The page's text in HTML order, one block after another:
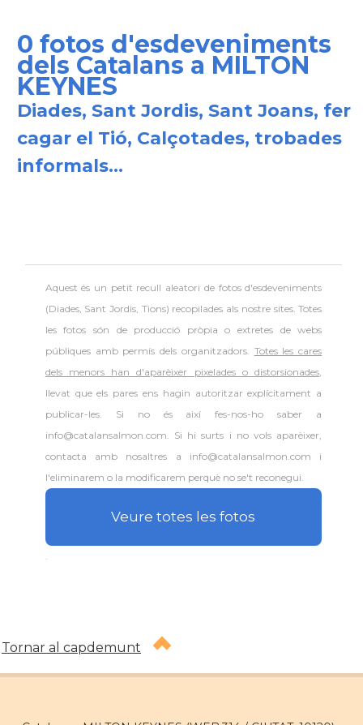
0 fotos d'esdeveniments
dels Catalans a MILTON
KEYNES
Diades, Sant Jordis, Sant Joans, fer
cagar el Tió, Calçotades, trobades
informals...
Aquest és un petit recull aleatori de fotos d'esdeveniments
(Diades, Sant Jordis, Tions) recopilades als nostre sites. Totes
les fotos són de producció pròpia o extretes de webs
públiques amb permís dels organitzadors. Totes les cares
dels menors han d'aparèixer pixelades o distorsionades,
llevat que els pares ens hagin autoritzar explícitament a
publicar-les. Si no és així fes-nos-ho saber a
info@catalansalmon.com. Si hi surts i no vols aparèixer,
contacta amb nosaltres a info@catalansalmon.com i
l'eliminarem o la modificarem perquè no se't reconegui.
Veure totes les fotos
Tornar al capdemunt